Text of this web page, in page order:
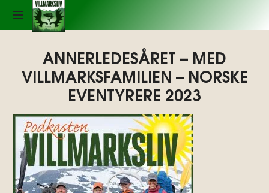
Podkasten
ANNERLEDESÅRET – MED
VILLMARKSFAMILIEN – NORSKE
EVENTYRERE 2023